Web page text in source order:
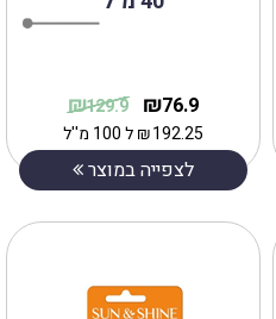
76.9
₪
129.9
₪
192.25
₪ל 100 מ''ל
לצפייה במוצר